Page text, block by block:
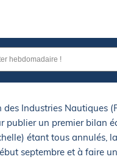
Industries Nautiques
un premier bilan
étant tous annulés,
septembre et à faire